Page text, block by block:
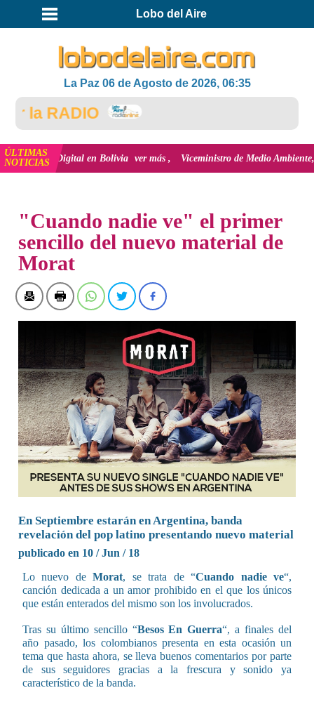
Lobo del Aire
La Paz 06 de Agosto de 2026, 06:35
la RADIO
ÚLTIMAS
NOTICIAS
Digital en Bolivia ver más Viceministro de Medio Ambiente, José
"Cuando nadie ve" el primer
sencillo del nuevo material de
Morat
En Septiembre estarán en Argentina, banda
revelación del pop latino presentando nuevo material
publicado en 10 / Jun / 18
Lo nuevo deMorat, se trata de “Cuando nadie ve“,
canción dedicada a un amor prohibido en el que los únicos
que están enterados del mismo son los involucrados.
Tras su último sencillo “Besos En Guerra“, a finales del
año pasado, los colombianos presenta en esta ocasión un
tema que hasta ahora, se lleva buenos comentarios por parte
de sus seguidores gracias a la frescura y sonido ya
característico de la banda.